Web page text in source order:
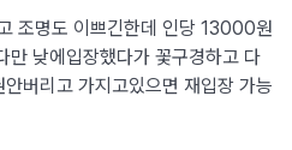
조명도 이쁘긴한데 인당 13000원
만 낮에입장했다가 꽃구경하고 다
버리고 가지고있으면 재입장 가능